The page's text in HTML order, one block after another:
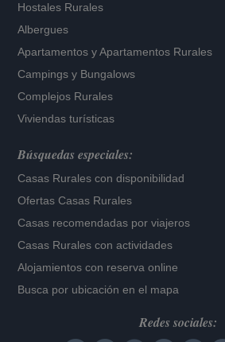
Hostales Rurales
Albergues
Apartamentos yApartamentos Rurales
Campings y Bungalows
Complejos Rurales
Viviendas turísticas
Búsquedas especiales:
Casas Rurales con disponibilidad
Ofertas Casas Rurales
Casas recomendadas por viajeros
Casas Rurales con actividades
Alojamientos con reserva online
Busca por ubicación en el mapa
Redes sociales: